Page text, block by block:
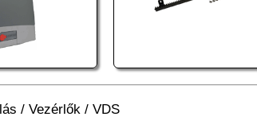
/ Vezérlők / VDS